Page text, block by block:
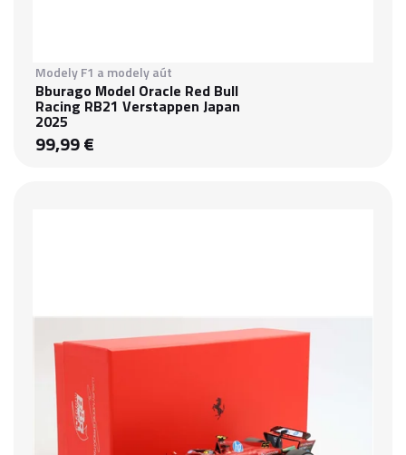
Modely F1 a modely aút
Bburago Model Oracle Red Bull
Racing RB21 Verstappen Japan
2025
99,99 €